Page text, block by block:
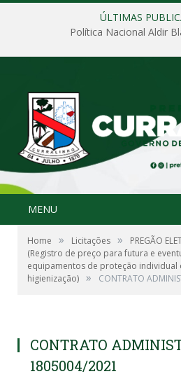
ÚLTIMAS
Política Nacional Aldir
MENU
Home » Licitações »
PREGÃO
(Registro de preço para futura e
equipamentos de proteção individual
higienização) » CONTRATO
CONTRATO
1805004/2021